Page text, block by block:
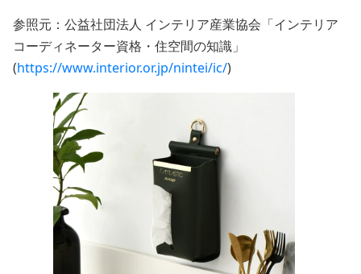
参照元：公益社団法人 インテリア産業協会「インテリア
コーディネーター資格・住空間の知識」
(https://www.interior.or.jp/nintei/ic/)